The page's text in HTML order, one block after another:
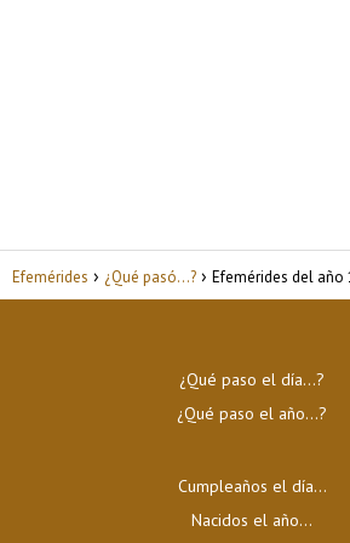
Efemérides ¿Qué pasó...? Efemérides del año
¿Qué paso el día…?
¿Qué paso el año…?
Cumpleaños el día…
Nacidos el año…